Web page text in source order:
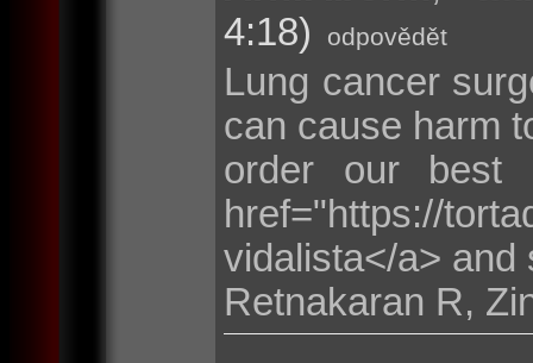
4:18)
odpovědět
Lung cancer
can cause harm
order our best
href="https://
vidalista</a> and
Retnakaran R,